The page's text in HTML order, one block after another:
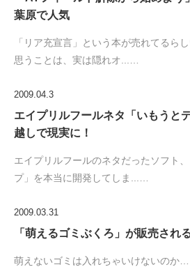
葉原で人気
「リア充宣言」という本が売れてるら
思うことは、実は隠れオ...…
2009.04.3
エイプリルフールネタ「いもうと
越しで現実に！
エイプリルフールのネタだったソフト
プ」を本当に開発してしま...…
2009.03.31
「萌えるゴミぶくろ」が販売され
萌えないゴミは入れちゃいけないのか